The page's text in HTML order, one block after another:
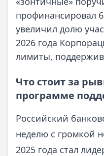
профинансировал
увеличил долю
2026 года
лимиты,
Что стоит за
программе
Российский
неделю с громкой
2025 года стал